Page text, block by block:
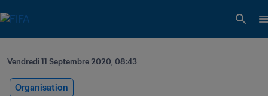
Vendredi 11 Septembre 2020, 08:43
Organisation